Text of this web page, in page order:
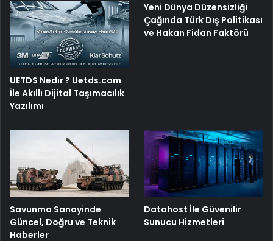
UETDS Nedir ? Uetds.com
İle Akıllı Dijital Taşımacılık
Yazılımı
Yeni Dünya Düzensizliği
Çağında Türk Dış Politikası
ve Hakan Fidan Faktörü
Savunma Sanayinde
Güncel, Doğru ve Teknik
Haberler
Datahost İle Güvenilir
Sunucu Hizmetleri